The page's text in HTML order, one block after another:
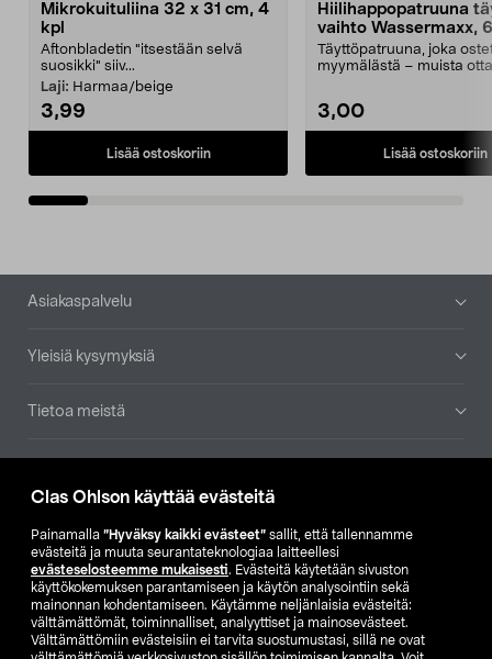
Clas Ohlson käyttää evästeitä
Painamalla ”Hyväksy kaikki evästeet” sallit, että tallennamme
evästeitä ja muuta seurantateknologiaa laitteellesi
evästeselosteemme mukaisesti. Evästeitä käytetään sivuston
käyttökokemuksen parantamiseen ja käytön analysointiin sekä
mainonnan kohdentamiseen. Käytämme neljänlaisia evästeitä:
välttämättömät, toiminnalliset, analyyttiset ja mainosevästeet.
Välttämättömiin evästeisiin ei tarvita suostumustasi, sillä ne ovat
Mikrokuituliina 32 x 31 cm, 4
kpl
Aftonbladetin "itsestään selvä
suosikki" siiv...
Laji: Harmaa/beige
3,99
Lisää ostoskoriin
Hiilihappopatruuna
vaihto Wassermaxx,
Täyttöpatruuna, joka
myymälästä – muista
3,00
Lisää ostoskoriin
Alatunniste
Asiakaspalvelu
Yleisiä kysymyksiä
Tietoa meistä
Etsi myymälä
SE NO FI